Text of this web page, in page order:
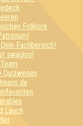
Folklore
Fachbereich!
swaglos!
Quizwesen
da
Lauch